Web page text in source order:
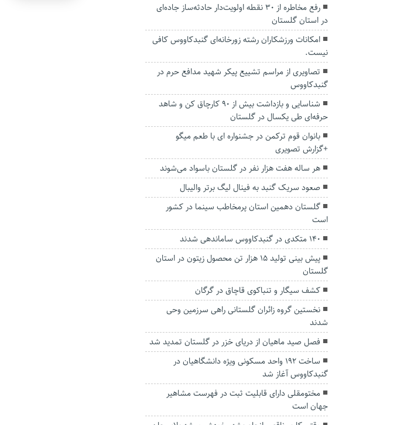
رفع مخاطره از ۳۰ نقطه اولویت‌دار حادثه‌ساز جاده‌ای
در استان گلستان
امکانات ورزشکاران رشته زورخانه‌ای گنبدکاووس کافی
نیست.
تصاویری از مراسم تشییع پیکر شهید مدافع حرم در
گنبدکاووس
شناسایی و بازداشت بیش از ۹۰ کارچاق کن و شاهد
حرفه‌ای طی یکسال در گلستان
بانوان قوم ترکمن در جشنواره ای با طعم میگو
+گزارش تصویری
هر ساله هفت هزار نفر در گلستان باسواد می‌شوند
صعود سریک گنبد به فینال لیگ برتر والیبال
گلستان دهمین استان پرمخاطب سینما در کشور
است
۱۴۰ متکدی در گنبدکاووس ساماندهی شدند
پیش بینی تولید ۱۵ هزار تن محصول زیتون در استان
گلستان
کشف سیگار و تنباکوی قاچاق در گرگان
نخستین گروه زائران گلستانی راهی سرزمین وحی
شدند
فصل صید ماهیان از دریای خزر در گلستان تمدید شد
ساخت ۱۹۲ واحد مسکونی ویژه دانشگاهیان در
گنبدکاووس آغاز شد
مختومقلی دارای قابلیت ثبت در فهرست مشاهیر
جهان است